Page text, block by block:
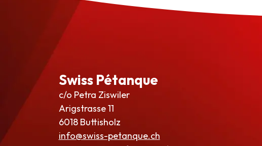
Swiss Pétanque
c/o Petra Ziswiler
Arigstrasse 11
6018 Buttisholz
info@swiss-petanque.ch